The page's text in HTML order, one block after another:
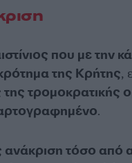
που με την
της Κρήτης,
της
.
τόσο από